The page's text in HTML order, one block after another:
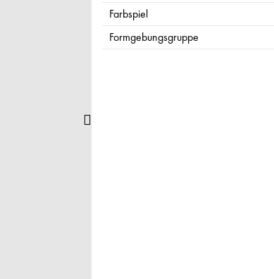
Farbspiel
Formgebungsgruppe